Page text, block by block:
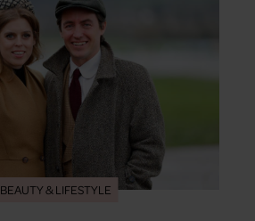
BEAUTY & LIFESTYLE